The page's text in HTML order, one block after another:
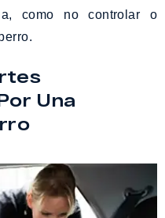
como no controlar o
Una